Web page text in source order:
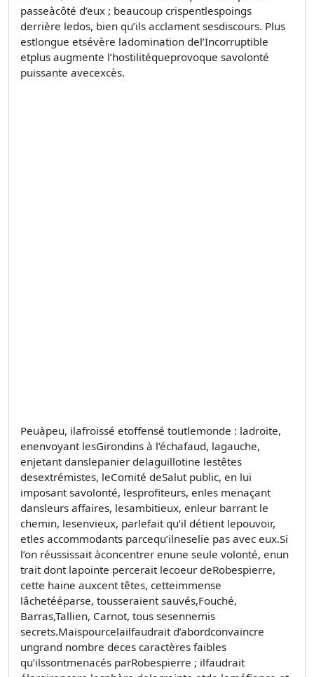
passeàcôté d’eux ; beaucoup crispentlespoings
derrière ledos, bien qu’ils acclament sesdiscours. Plus
estlongue etsévère ladomination del’Incorruptible
etplus augmente l’hostilitéqueprovoque savolonté
puissante avecexcès.
Peuàpeu, ilafroissé etoffensé toutlemonde : ladroite,
enenvoyant lesGirondins à l’échafaud, lagauche,
enjetant danslepanier delaguillotine lestêtes
desextrémistes, leComité deSalut public, en lui
imposant savolonté, lesprofiteurs, enles menaçant
dansleurs affaires, lesambitieux, enleur barrant le
chemin, lesenvieux, parlefait qu’il détient lepouvoir,
etles accommodants parcequ’ilneselie pas avec eux.Si
l’on réussissait àconcentrer enune seule volonté, enun
trait dont lapointe percerait lecoeur deRobespierre,
cette haine auxcent têtes, cetteimmense
lâchetééparse, tousseraient sauvés,Fouché,
Barras,Tallien, Carnot, tous sesennemis
secrets.Maispourcelailfaudrait d’abordconvaincre
ungrand nombre deces caractères faibles
qu’ilssontmenacés parRobespierre ; ilfaudrait